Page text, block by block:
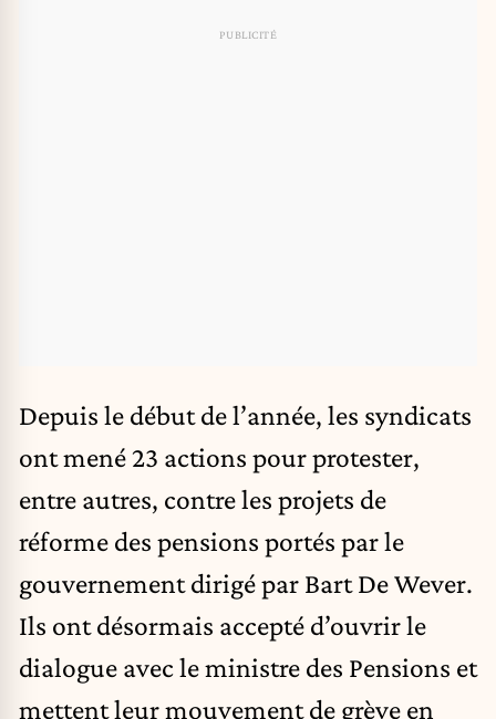
Depuis le début de l’année, les syndicats
ont mené 23 actions pour protester,
entre autres, contre les projets de
réforme des pensions portés par le
gouvernement dirigé par Bart De Wever.
Ils ont désormais accepté d’ouvrir le
dialogue avec le ministre des Pensions et
mettent leur mouvement de grève en